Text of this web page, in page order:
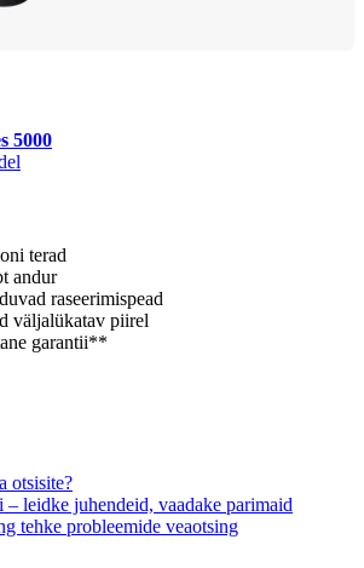
5000
terad
andur
raseerimispead
väljalükatav piirel
garantii**
otsisite?
– leidke juhendeid, vaadake parimaid
tehke probleemide veaotsing